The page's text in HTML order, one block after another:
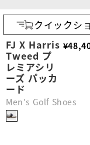
クイックシ
FJ X Harris
Tweed プ
レミアシリ
ーズ パッカ
ード
Men's Golf Shoes